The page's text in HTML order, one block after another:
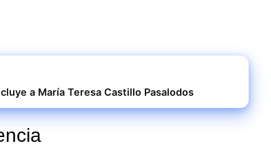
a María Teresa Castillo Pasalodos